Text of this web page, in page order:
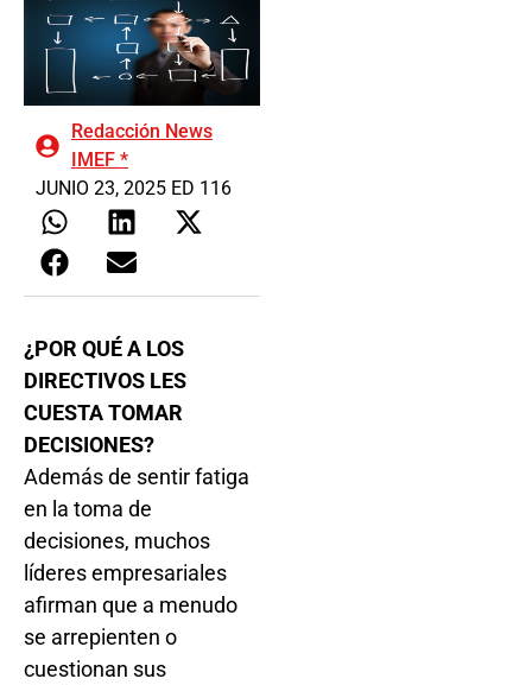
Redacción News
IMEF *
JUNIO 23, 2025 ED 116
¿POR QUÉ A LOS
DIRECTIVOS LES
CUESTA TOMAR
DECISIONES?
Además de sentir fatiga
en la toma de
decisiones, muchos
líderes empresariales
afirman que a menudo
se arrepienten o
cuestionan sus